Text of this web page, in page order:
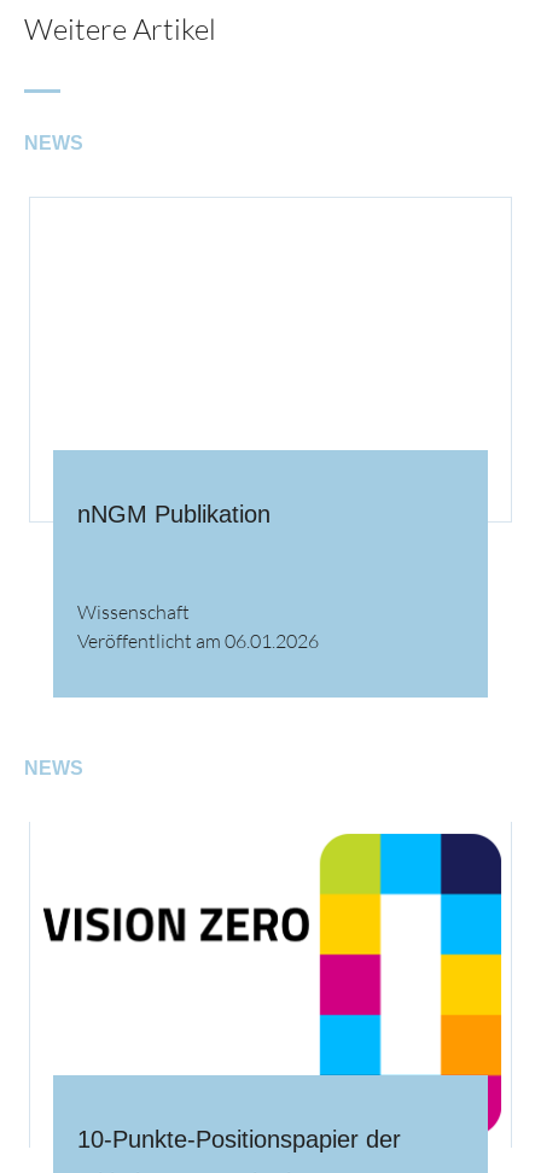
Weitere Artikel
NEWS
nNGM Publikation
Wissenschaft
Veröffentlicht am 06.01.2026
NEWS
10-Punkte-Positionspapier der